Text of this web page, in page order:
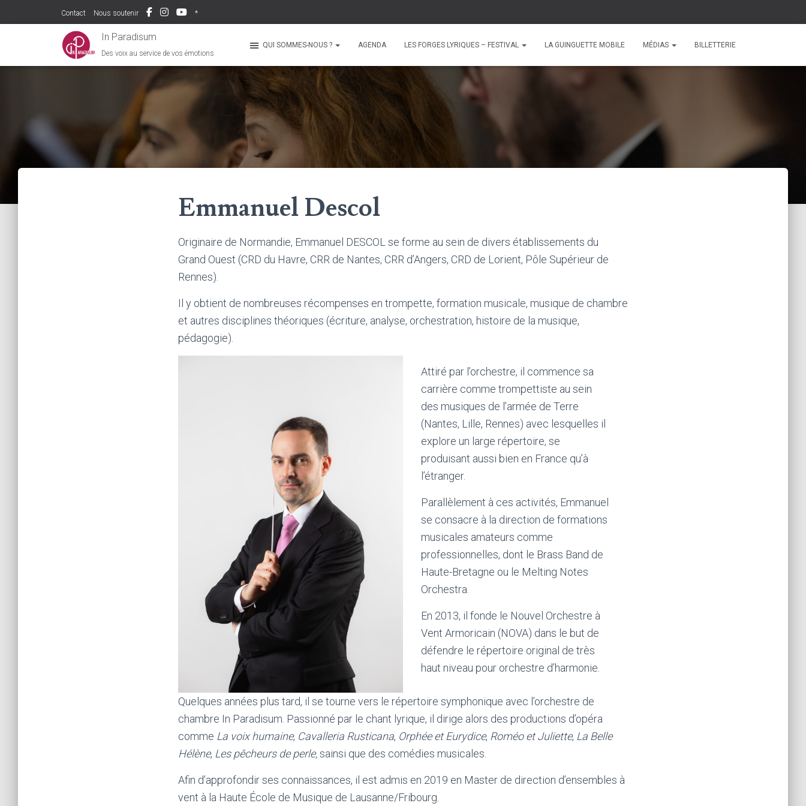
Contact Nous soutenir *
In Paradisum
Des voix au service de vos émotions
QUI SOMMES-NOUS ? AGENDA LES FORGES LYRIQUES – FESTIVAL LA GUINGUETTE MOBILE MÉDIAS BILLETTERIE
Emmanuel Descol
Originaire de Normandie, Emmanuel DESCOL se forme au sein de divers établissements du
Grand Ouest (CRD du Havre, CRR de Nantes, CRR d’Angers, CRD de Lorient, Pôle Supérieur de
Rennes).
Il y obtient de nombreuses récompenses en trompette, formation musicale, musique de chambre
et autres disciplines théoriques (écriture, analyse, orchestration, histoire de la musique,
pédagogie).
Attiré par l’orchestre, il commence sa
carrière comme trompettiste au sein
des musiques de l’armée de Terre
(Nantes, Lille, Rennes) avec lesquelles il
explore un large répertoire, se
produisant aussi bien en France qu’à
l’étranger.
Parallèlement à ces activités, Emmanuel
se consacre à la direction de formations
musicales amateurs comme
professionnelles, dont le Brass Band de
Haute-Bretagne ou le Melting Notes
Orchestra.
En 2013, il fonde le Nouvel Orchestre à
Vent Armoricain (NOVA) dans le but de
défendre le répertoire original de très
haut niveau pour orchestre d’harmonie.
Quelques années plus tard, il se tourne vers le répertoire symphonique avec l’orchestre de
chambre In Paradisum. Passionné par le chant lyrique, il dirige alors des productions d’opéra
comme La voix humaine, Cavalleria Rusticana, Orphée et Eurydice, Roméo et Juliette, La Belle
Hélène, Les pêcheurs de perle,sainsi que des comédies musicales.
Afin d’approfondir ses connaissances, il est admis en 2019 en Master de direction d’ensembles à
vent à la Haute École de Musique de Lausanne/Fribourg.